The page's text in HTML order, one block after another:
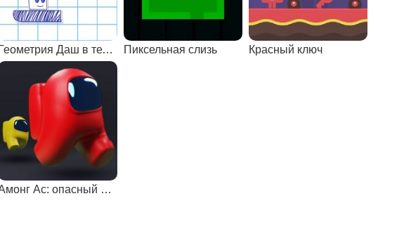
Геометрия Даш в тетради Пиксельная слизь Красный ключ
Амонг Ас: опасный бег